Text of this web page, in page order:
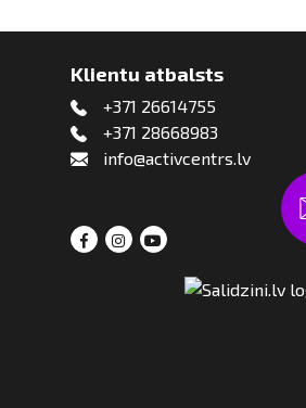
Klientu atbalsts
+371 26614755
+371 28668983
info@activcentrs.lv